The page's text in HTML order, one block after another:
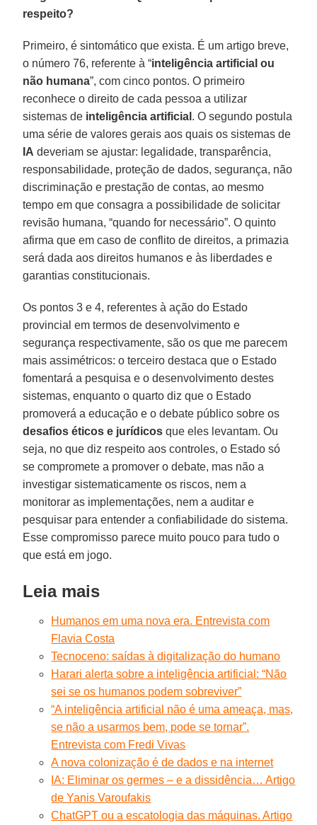
respeito?
Primeiro, é sintomático que exista. É um artigo breve,
o número 76, referente à “inteligência artificial ou
não humana”, com cinco pontos. O primeiro
reconhece o direito de cada pessoa a utilizar
sistemas de inteligência artificial . O segundo postula
uma série de valores gerais aos quais os sistemas de
IA deveriam se ajustar: legalidade, transparência,
responsabilidade, proteção de dados, segurança, não
discriminação e prestação de contas, ao mesmo
tempo em que consagra a possibilidade de solicitar
revisão humana, “quando for necessário”. O quinto
afirma que em caso de conflito de direitos, a primazia
será dada aos direitos humanos e às liberdades e
garantias constitucionais.
Os pontos 3 e 4, referentes à ação do Estado
provincial em termos de desenvolvimento e
segurança respectivamente, são os que me parecem
mais assimétricos: o terceiro destaca que o Estado
fomentará a pesquisa e o desenvolvimento destes
sistemas, enquanto o quarto diz que o Estado
promoverá a educação e o debate público sobre os
desafios éticos e jurídicos que eles levantam. Ou
seja, no que diz respeito aos controles, o Estado só
se compromete a promover o debate, mas não a
investigar sistematicamente os riscos, nem a
monitorar as implementações, nem a auditar e
pesquisar para entender a confiabilidade do sistema.
Esse compromisso parece muito pouco para tudo o
que está em jogo.
Leia mais
Humanos em uma nova era. Entrevista com
Flavia Costa
Tecnoceno: saídas à digitalização do humano
Harari alerta sobre a inteligência artificial: “Não
sei se os humanos podem sobreviver”
“A inteligência artificial não é uma ameaça, mas,
se não a usarmos bem, pode se tornar”.
Entrevista com Fredi Vivas
A nova colonização é de dados e na internet
IA: Eliminar os germes – e a dissidência… Artigo
de Yanis Varoufakis
ChatGPT ou a escatologia das máquinas. Artigo